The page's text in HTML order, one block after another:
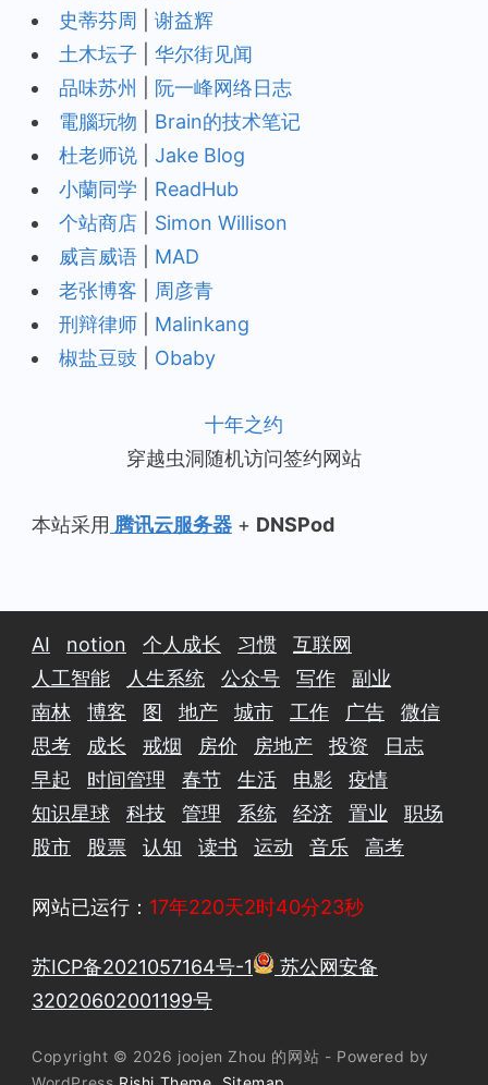
史蒂芬周
谢益辉
土木坛子
华尔街见闻
品味苏州
阮一峰网络日志
電腦玩物
Brain的技术笔记
杜老师说
Jake Blog
小蘭同学
ReadHub
个站商店
Simon Willison
威言威语
MAD
老张博客
周彦青
刑辩律师
Malinkang
椒盐豆豉
Obaby
十年之约
穿越虫洞随机访问签约网站
本站采用 腾讯云服务器 + DNSPod
AI notion 个人成长 习惯
互联网
人工智能
人生系统 公众号 写作
副业
南林
博客 图 地产 城市 工作 广告
微信
思考
成长 戒烟 房价 房地产 投资
日志
早起
时间管理 春节 生活 电影
疫情
知识星球
科技 管理 系统 经济 置业
职场
股市
股票 认知 读书 运动 音乐 高考
网站已运行： 17年220天2时40分24秒
苏ICP备2021057164号-1
苏公网安备
32020602001199号
Copyright © 2026 joojen Zhou 的网站 - Powered by